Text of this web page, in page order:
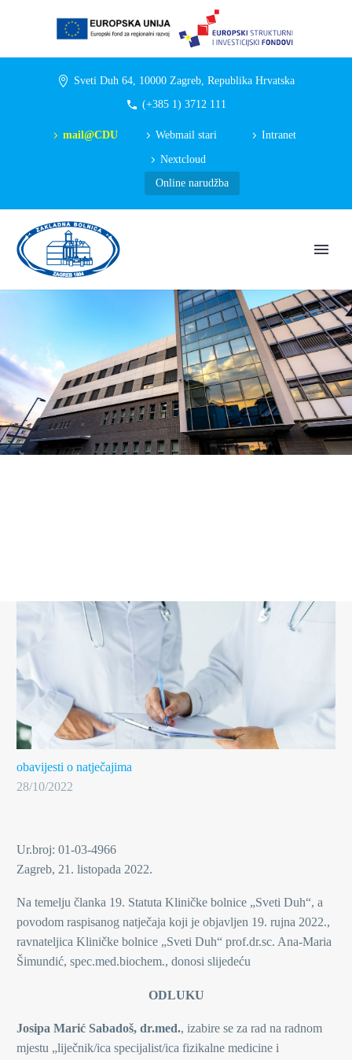
Sveti Duh 64, 10000 Zagreb, Republika Hrvatska
(+385 1) 3712 111
mail@CDU Webmail stari Intranet
Nextcloud
Online narudžba
obavijesti o natječajima
28/10/2022
Ur.broj: 01-03-4966
Zagreb, 21. listopada 2022.
Na temelju članka 19. Statuta Kliničke bolnice „Sveti Duh“, a
povodom raspisanog natječaja koji je objavljen 19. rujna 2022.,
ravnateljica Kliničke bolnice „Sveti Duh“ prof.dr.sc. Ana-Maria
Šimundić, spec.med.biochem., donosi slijedeću
ODLUKU
Josipa Marić Sabadoš, dr.med., izabire se za rad na radnom
mjestu „liječnik/ica specijalist/ica fizikalne medicine i